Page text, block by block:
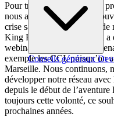
Conseils généraux
Pour trouver ces nouveaux
nous avons réfléchi à de
crise sanitaire, pour attirer
King Franchises Tours. On a
webinaires digitaux en
exemple les CCI, puisqu’on
Marseille. Nous continuons,
développer notre réseau
depuis le début de
toujours cette volonté, ce
prochaines années.